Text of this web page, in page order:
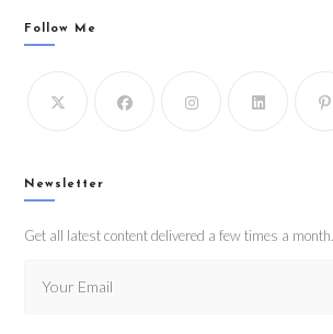
Follow Me
Newsletter
Get all latest content delivered a few times a month.